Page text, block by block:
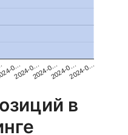
0…
2024-0…2024-0…2024-0…2024-0…
в